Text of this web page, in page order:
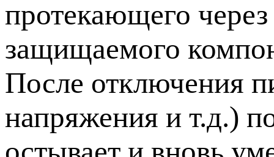
протекающего через
защищаемого
После отключения
напряжения и т.д.)